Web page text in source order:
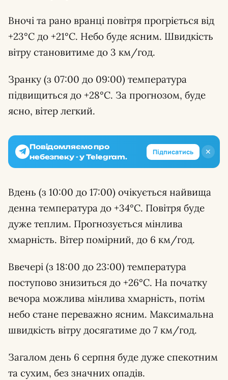
Вночі та рано вранці повітря прогріється від
+23°C до +21°C. Небо буде ясним. Швидкість
вітру становитиме до 3 км/год.
Зранку (з 07:00 до 09:00) температура
підвищиться до +28°C. За прогнозом, буде
ясно, вітер легкий.
✕
Повідомляємо про
небезпеку - у Telegram.
Підписатись
Вдень (з 10:00 до 17:00) очікується найвища
денна температура до +34°C. Повітря буде
дуже теплим. Прогнозується мінлива
хмарність. Вітер помірний, до 6 км/год.
Ввечері (з 18:00 до 23:00) температура
поступово знизиться до +26°C. На початку
вечора можлива мінлива хмарність, потім
небо стане переважно ясним. Максимальна
швидкість вітру досягатиме до 7 км/год.
Загалом день 6 серпня буде дуже спекотним
та сухим, без значних опадів.